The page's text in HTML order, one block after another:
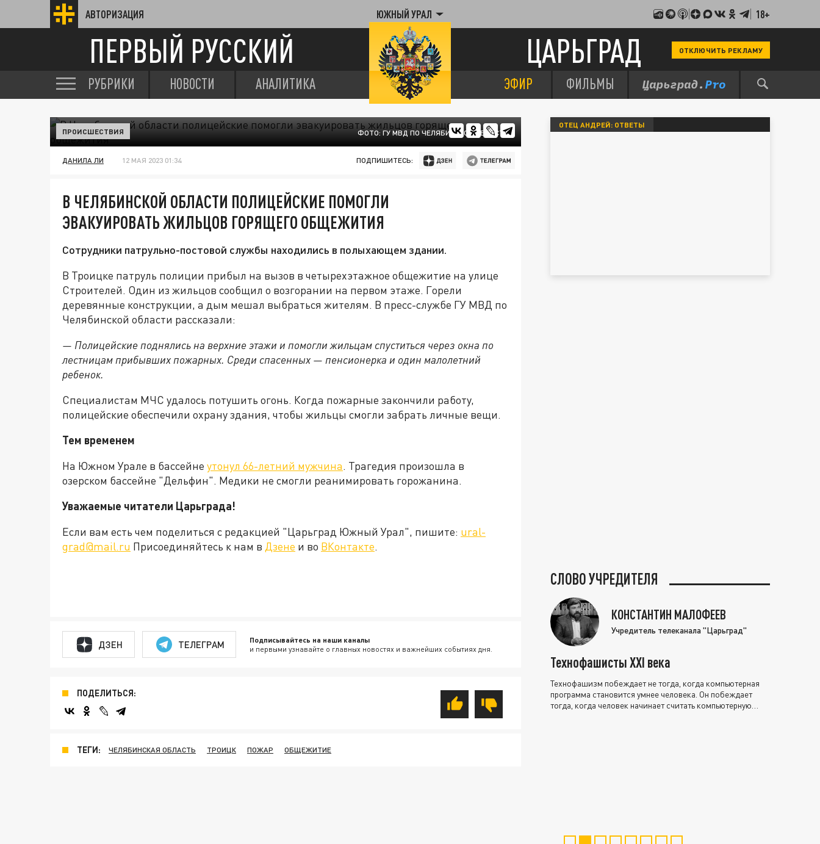
АВТОРИЗАЦИЯ ЮЖНЫЙ УРАЛ 18+
ПЕРВЫЙ РУССКИЙ ЦАРЬГРАД ОТКЛЮЧИТЬ РЕКЛАМУ
РУБРИКИ НОВОСТИ АНАЛИТИКА ЭФИР ФИЛЬМЫ
ФОТО: ГУ МВД ПО ЧЕЛЯБИНСКОЙ ОБЛАСТИ
ПРОИСШЕСТВИЯ
ДАНИЛА ЛИ 12 МАЯ 2023 01:34 ПОДПИШИТЕСЬ:
В ЧЕЛЯБИНСКОЙ ОБЛАСТИ ПОЛИЦЕЙСКИЕ ПОМОГЛИ
ЭВАКУИРОВАТЬ ЖИЛЬЦОВ ГОРЯЩЕГО ОБЩЕЖИТИЯ
Сотрудники патрульно-постовой службы находились в полыхающем здании.
В Троицке патруль полиции прибыл на вызов в четырехэтажное общежитие на улице
Строителей. Один из жильцов сообщил о возгорании на первом этаже. Горели
деревянные конструкции, а дым мешал выбраться жителям. В пресс-службе ГУ МВД по
Челябинской области рассказали:
— Полицейские поднялись на верхние этажи и помогли жильцам спуститься через окна по
лестницам прибывших пожарных. Среди спасенных — пенсионерка и один малолетний
ребенок.
Специалистам МЧС удалось потушить огонь. Когда пожарные закончили работу,
полицейские обеспечили охрану здания, чтобы жильцы смогли забрать личные вещи.
Тем временем
На Южном Урале в бассейне утонул 66-летний мужчина. Трагедия произошла в
озерском бассейне "Дельфин". Медики не смогли реанимировать горожанина.
Уважаемые читатели Царьграда!
Если вам есть чем поделиться с редакцией "Царьград Южный Урал", пишите: ural-
grad@mail.ru Присоединяйтесь к нам в Дзене и во ВКонтакте.
ДЗЕН ТЕЛЕГРАМ Подписывайтесь на наши каналы
и первыми узнавайте о главных новостях и важнейших событиях дня.
ПОДЕЛИТЬСЯ:
ТЕГИ: ЧЕЛЯБИНСКАЯ ОБЛАСТЬ ТРОИЦК ПОЖАР ОБЩЕЖИТИЕ
ОТЕЦ АНДРЕЙ: ОТВЕТЫ
СЛОВО УЧРЕДИТЕЛЯ
КОНСТАНТИН МАЛОФЕЕВ
Учредитель телеканала "Царьград"
Технофашисты XXI века
Технофашизм побеждает не тогда, когда компьютерная
программа становится умнее человека. Он побеждает
тогда, когда человек начинает считать компьютерную